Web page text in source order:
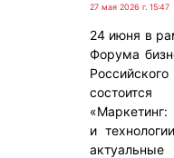
27 мая 2026 г. 15:47
24 июня в
Форума
состоится
и